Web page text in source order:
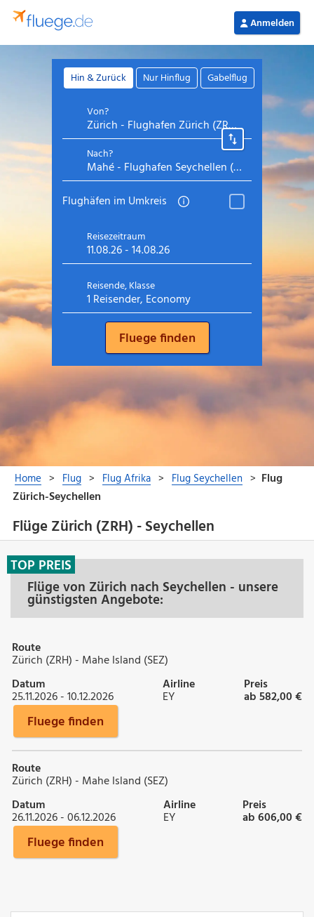
Flüge Zürich (ZRH) - Seychellen
Flüge von Zürich nach Seychellen - unsere
günstigsten Angebote:
TOP PREIS
Route
Zürich (ZRH) - Mahe Island (SEZ)
Datum
25.11.2026 - 10.12.2026
Airline
EY
Preis
ab 582,00 €
Fluege finden
Route
Zürich (ZRH) - Mahe Island (SEZ)
Datum
26.11.2026 - 06.12.2026
Airline
EY
Preis
ab 606,00 €
Fluege finden